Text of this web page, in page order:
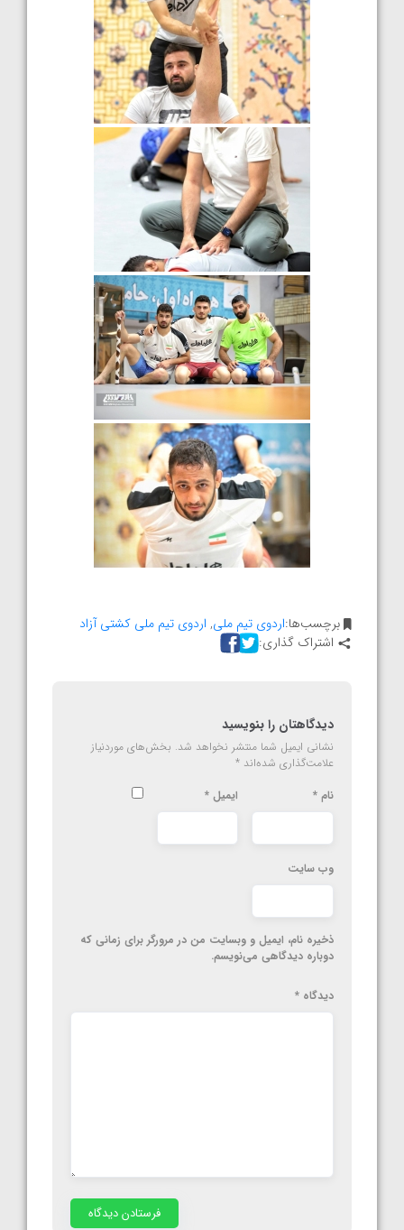
برچسب‌ها:اردوی تیم ملی, اردوی تیم ملی کشتی آزاد
اشتراک گذاری:
دیدگاهتان را بنویسید
نشانی ایمیل شما منتشر نخواهد شد. بخش‌های موردنیاز
علامت‌گذاری شده‌اند *
نام * ایمیل *
وب‌ سایت
ذخیره نام، ایمیل و وبسایت من در مرورگر برای زمانی که
دوباره دیدگاهی می‌نویسم.
دیدگاه *